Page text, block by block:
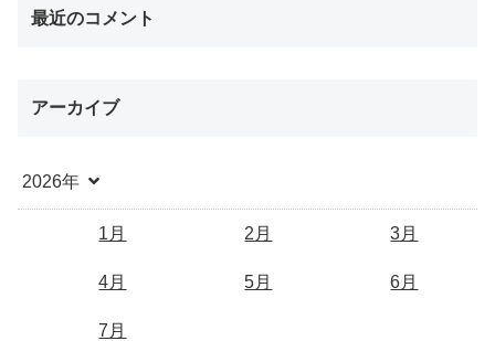
最近のコメント
アーカイブ
2026年
1月 2月 3月
4月 5月 6月
7月